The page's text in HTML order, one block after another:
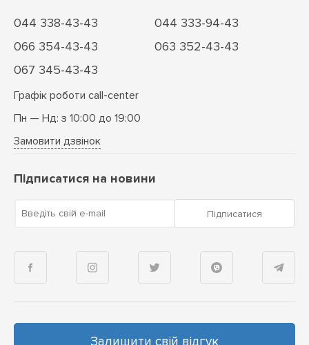
044 338-43-43
044 333-94-43
066 354-43-43
063 352-43-43
067 345-43-43
Графік роботи call-center
Пн — Нд: з 10:00 до 19:00
Замовити дзвінок
Підписатися на новини
Введіть свій e-mail Підписатися
Залишити свій відгук